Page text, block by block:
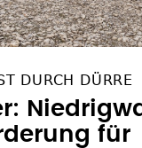
DURCH DÜRRE
für